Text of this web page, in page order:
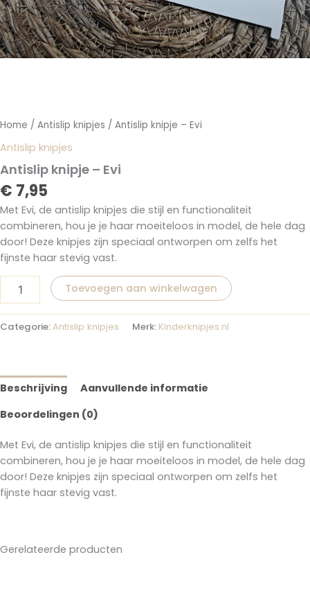
Home / Antislip knipjes / Antislip knipje – Evi
Antislip knipjes
Antislip knipje – Evi
€ 7,95
Met Evi, de antislip knipjes die stijl en functionaliteit
combineren, hou je je haar moeiteloos in model, de hele dag
door! Deze knipjes zijn speciaal ontworpen om zelfs het
fijnste haar stevig vast.
Toevoegen aan winkelwagen
Categorie:Antislip knipjes Merk: Kinderknipjes.nl
Beschrijving
Aanvullende informatie
Beoordelingen (0)
Met Evi, de antislip knipjes die stijl en functionaliteit
combineren, hou je je haar moeiteloos in model, de hele dag
door! Deze knipjes zijn speciaal ontworpen om zelfs het
fijnste haar stevig vast.
Gerelateerde producten